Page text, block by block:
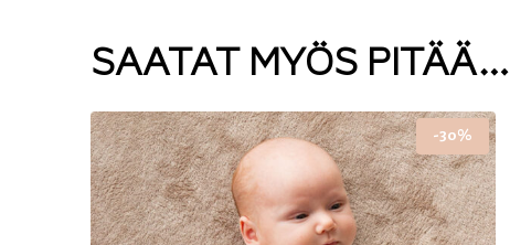
SAATAT MYÖS PITÄÄ…
-30%